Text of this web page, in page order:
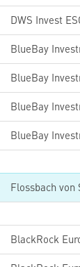
DWS Invest
BlueBay
BlueBay
BlueBay
BlueBay
Flossbach von